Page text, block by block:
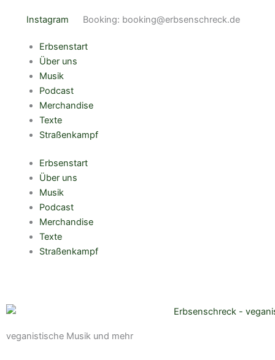
Instagram Booking: booking@erbsenschreck.de
Erbsenstart
Über uns
Musik
Podcast
Merchandise
Texte
Straßenkampf
Erbsenstart
Über uns
Musik
Podcast
Merchandise
Texte
Straßenkampf
veganistische Musik und mehr